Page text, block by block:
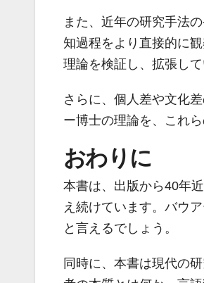
また、近年の研究手法
知過程をより直接的に
理論を検証し、拡張し
さらに、個人差や文化
ー博士の理論を、これ
おわりに
本書は、出版から40年
え続けています。バウ
と言えるでしょう。
同時に、本書は現代の